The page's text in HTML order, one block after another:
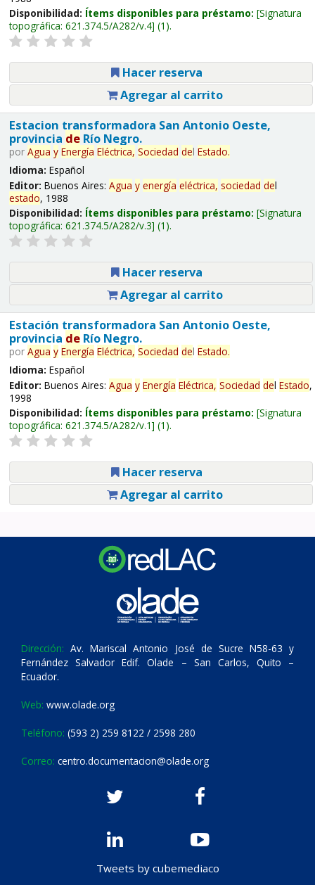
Disponibilidad: Ítems disponibles para préstamo: Signatura
topográfica: 621.374.5/A282/v.4 (1).
Hacer reserva
Agregar al carrito
Estacion transformadora San Antonio Oeste,
provincia deRío Negro.
por Agua y Energía Eléctrica, Sociedad del Estado.
Idioma: Español
Editor: Buenos Aires: Agua y energía eléctrica, sociedad del
estado, 1988
Disponibilidad: Ítems disponibles para préstamo: Signatura
topográfica: 621.374.5/A282/v.3 (1).
Hacer reserva
Agregar al carrito
Estación transformadora San Antonio Oeste,
provincia deRío Negro.
por Agua y Energía Eléctrica, Sociedad del Estado.
Idioma: Español
Editor: Buenos Aires: Agua y Energía Eléctrica, Sociedad del Estado,
1998
Disponibilidad: Ítems disponibles para préstamo: Signatura
topográfica: 621.374.5/A282/v.1 (1).
Hacer reserva
Agregar al carrito
Dirección: Av. Mariscal Antonio José de Sucre N58-63 y
Fernández Salvador Edif. Olade – San Carlos, Quito –
Ecuador.
Web: www.olade.org
Teléfono: (593 2) 259 8122 / 2598 280
Correo: centro.documentacion@olade.org
Tweets by cubemediaco